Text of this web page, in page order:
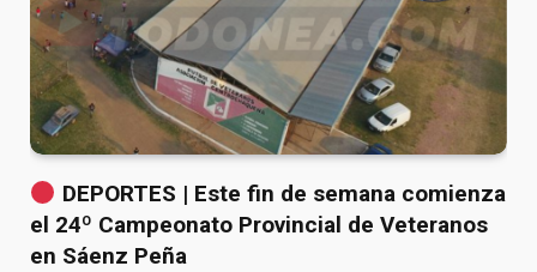
DEPORTES | Este fin de semana comienza
el 24º Campeonato Provincial de Veteranos
en Sáenz Peña